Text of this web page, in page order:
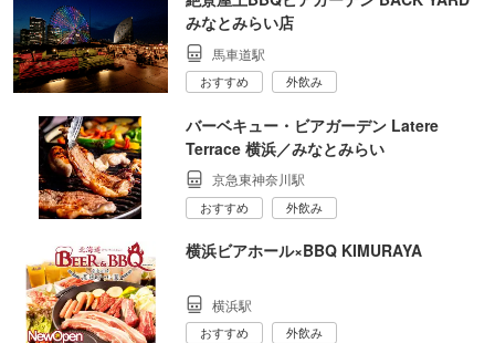
みなとみらい店
馬車道駅
おすすめ 外飲み
バーベキュー・ビアガーデン Latere
Terrace 横浜／みなとみらい
京急東神奈川駅
おすすめ 外飲み
横浜ビアホール×BBQ KIMURAYA
横浜駅
おすすめ 外飲み